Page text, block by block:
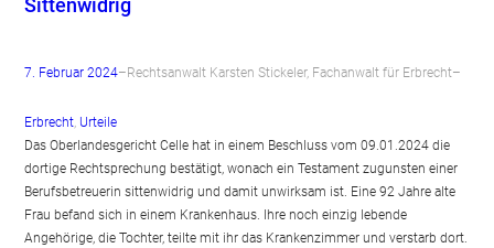
Sittenwidrig
7. Februar 2024– Rechtsanwalt Karsten Stickeler, Fachanwalt für Erbrecht–
Erbrecht, Urteile
Das Oberlandesgericht Celle hat in einem Beschluss vom 09.01.2024 die
dortige Rechtsprechung bestätigt, wonach ein Testament zugunsten einer
Berufsbetreuerin sittenwidrig und damit unwirksam ist. Eine 92 Jahre alte
Frau befand sich in einem Krankenhaus. Ihre noch einzig lebende
Angehörige, die Tochter, teilte mit ihr das Krankenzimmer und verstarb dort.